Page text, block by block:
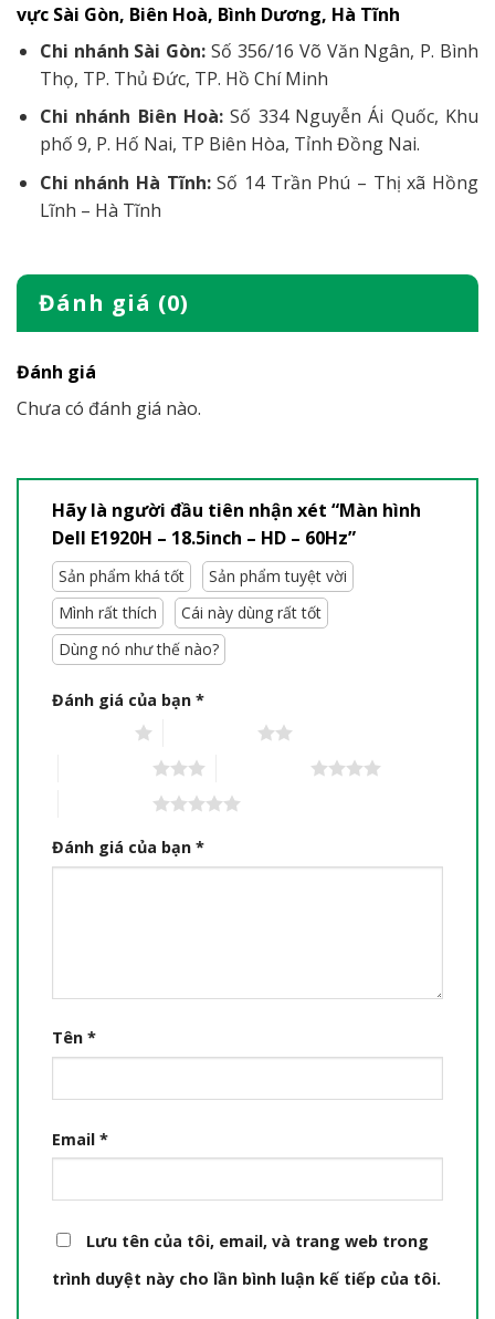
vực Sài Gòn, Biên Hoà, Bình Dương, Hà Tĩnh
Chi nhánh Sài Gòn:Số 356/16 Võ Văn Ngân, P. Bình
Thọ, TP. Thủ Đức, TP. Hồ Chí Minh
Chi nhánh Biên Hoà:Số 334 Nguyễn Ái Quốc, Khu
phố 9, P. Hố Nai, TP Biên Hòa, Tỉnh Đồng Nai.
Chi nhánh Hà Tĩnh:Số 14 Trần Phú – Thị xã Hồng
Lĩnh – Hà Tĩnh
Đánh giá (0)
Đánh giá
Chưa có đánh giá nào.
Hãy là người đầu tiên nhận xét “Màn hình
Dell E1920H – 18.5inch – HD – 60Hz”
Sản phẩm khá tốt
Sản phẩm tuyệt vời
Mình rất thích
Cái này dùng rất tốt
Dùng nó như thế nào?
Đánh giá của bạn *
Đánh giá của bạn *
Tên *
Email *
Lưu tên của tôi, email, và trang web trong
trình duyệt này cho lần bình luận kế tiếp của tôi.